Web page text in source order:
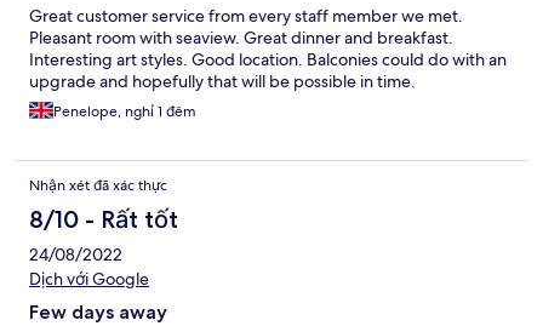
Great customer service from every staff member we met.
Pleasant room with seaview. Great dinner and breakfast.
Interesting art styles. Good location. Balconies could do with an
upgrade and hopefully that will be possible in time.
Penelope, nghỉ 1 đêm
Nhận xét đã xác thực
8/10 - Rất tốt
24/08/2022
Dịch với Google
Few days away